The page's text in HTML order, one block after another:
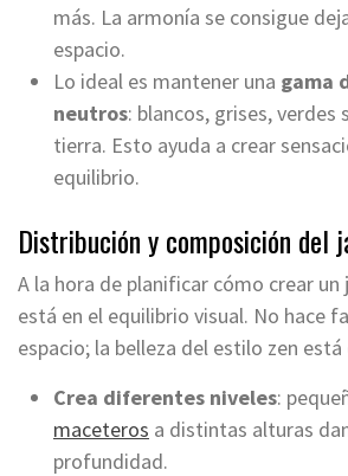
más. La armonía se consigue
espacio.
Lo ideal es mantener una gama
neutros: blancos, grises, verdes
tierra. Esto ayuda a crear
equilibrio.
Distribución y composición del
A la hora de planificar cómo crear un
está en el equilibrio visual. No hace
espacio; la belleza del estilo zen está
Crea diferentes niveles:
maceteros a distintas alturas
profundidad.